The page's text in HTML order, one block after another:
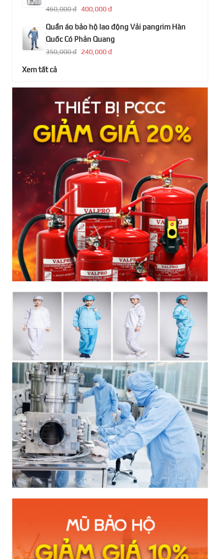
460,000 đ 400,000 đ
Quần áo bảo hộ lao động Vải pangrim Hàn
Quốc Có Phản Quang
350,000 đ 240,000 đ
Xem tất cả